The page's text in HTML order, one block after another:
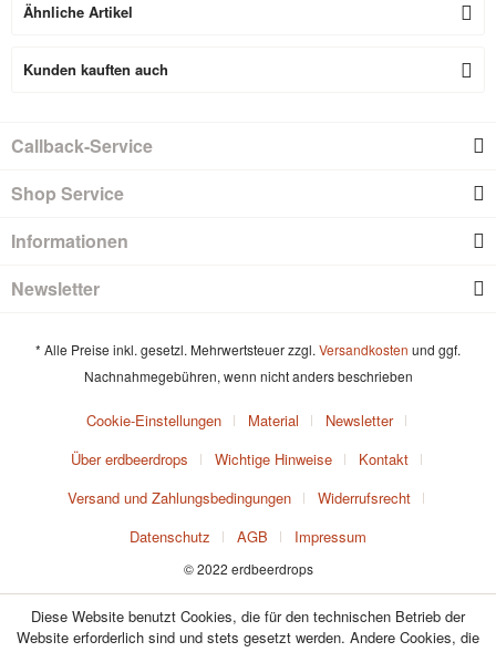
Ähnliche Artikel
Kunden kauften auch
Callback-Service
Shop Service
Informationen
Newsletter
* Alle Preise inkl. gesetzl. Mehrwertsteuer zzgl. Versandkosten und ggf.
Nachnahmegebühren, wenn nicht anders beschrieben
Cookie-Einstellungen Material
Newsletter
Über erdbeerdrops
Wichtige Hinweise
Kontakt
Versand und Zahlungsbedingungen
Widerrufsrecht
Datenschutz
AGB Impressum
© 2022 erdbeerdrops
Diese Website benutzt Cookies, die für den technischen Betrieb der
Website erforderlich sind und stets gesetzt werden. Andere Cookies, die